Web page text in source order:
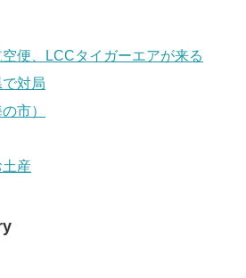
便、LCCタイガーエアが来る
対局
市）
土産